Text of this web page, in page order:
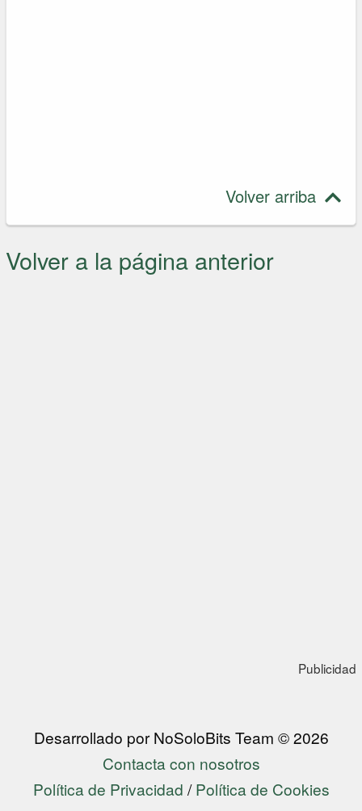
Volver arriba
Volver a la página anterior
Publicidad
Desarrollado por NoSoloBits Team © 2026
Contacta con nosotros
Política de Privacidad /Política de Cookies